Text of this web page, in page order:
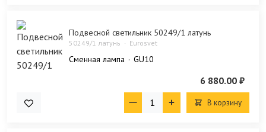
Подвесной светильник 50249/1 латунь
50249/1 латунь Eurosvet
Сменная лампа GU10
6 880.00 ₽
В корзину